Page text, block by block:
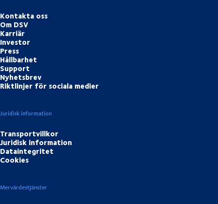
Kontakta oss
Om DSV
Karriär
Investor
Press
Hållbarhet
Support
Nyhetsbrev
Riktlinjer för sociala medier
Juridisk information
Transportvillkor
Juridisk information
Dataintegritet
Cookies
Mervärdestjänster